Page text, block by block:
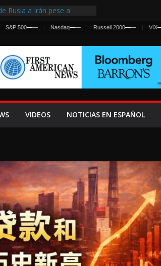
Rusia a Irán pese a
hacia Ceuta
a la Fed
Irán y la Guerra se
—— Nasdaq—— Russell 2000— — VIX —
VIDEOS NOTICIAS EN ESPAÑOL